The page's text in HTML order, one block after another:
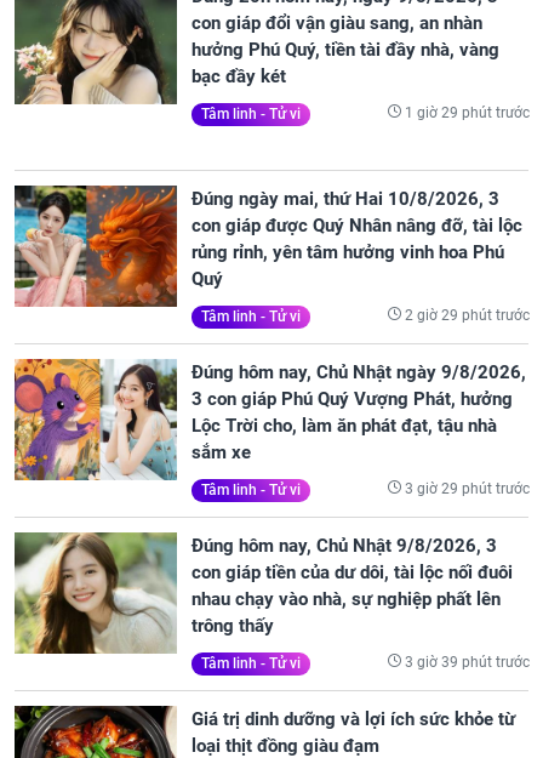
con giáp đổi vận giàu sang, an nhàn
hưởng Phú Quý, tiền tài đầy nhà, vàng
bạc đầy két
Tâm linh - Tử vi 1 giờ 29 phút trước
Đúng ngày mai, thứ Hai 10/8/2026, 3
con giáp được Quý Nhân nâng đỡ, tài lộc
rủng rỉnh, yên tâm hưởng vinh hoa Phú
Quý
Tâm linh - Tử vi 2 giờ 29 phút trước
Đúng hôm nay, Chủ Nhật ngày 9/8/2026,
3 con giáp Phú Quý Vượng Phát, hưởng
Lộc Trời cho, làm ăn phát đạt, tậu nhà
sắm xe
Tâm linh - Tử vi 3 giờ 29 phút trước
Đúng hôm nay, Chủ Nhật 9/8/2026, 3
con giáp tiền của dư dôi, tài lộc nối đuôi
nhau chạy vào nhà, sự nghiệp phất lên
trông thấy
Tâm linh - Tử vi 3 giờ 39 phút trước
Giá trị dinh dưỡng và lợi ích sức khỏe từ
loại thịt đồng giàu đạm